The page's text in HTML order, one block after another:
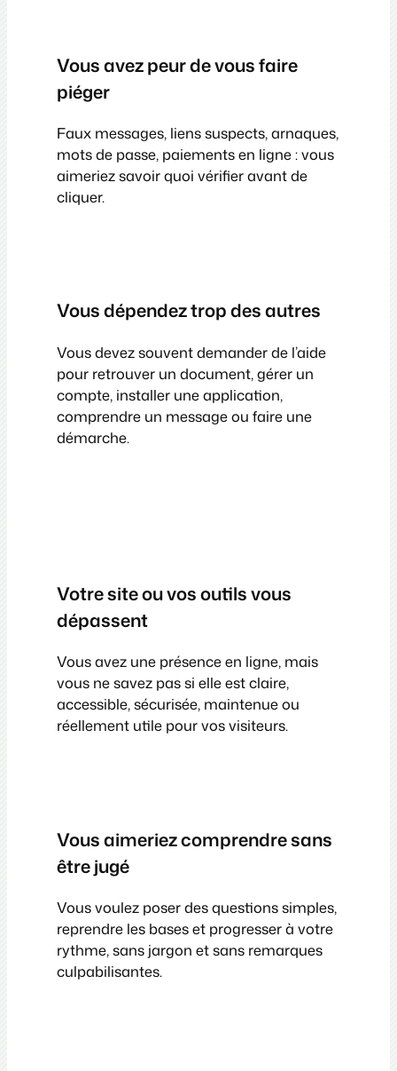
Vous avez peur de vous faire
piéger
Faux messages, liens suspects, arnaques,
mots de passe, paiements en ligne : vous
aimeriez savoir quoi vérifier avant de
cliquer.
Vous dépendez trop des autres
Vous devez souvent demander de l’aide
pour retrouver un document, gérer un
compte, installer une application,
comprendre un message ou faire une
démarche.
Votre site ou vos outils vous
dépassent
Vous avez une présence en ligne, mais
vous ne savez pas si elle est claire,
accessible, sécurisée, maintenue ou
réellement utile pour vos visiteurs.
Vous aimeriez comprendre sans
être jugé
Vous voulez poser des questions simples,
reprendre les bases et progresser à votre
rythme, sans jargon et sans remarques
culpabilisantes.